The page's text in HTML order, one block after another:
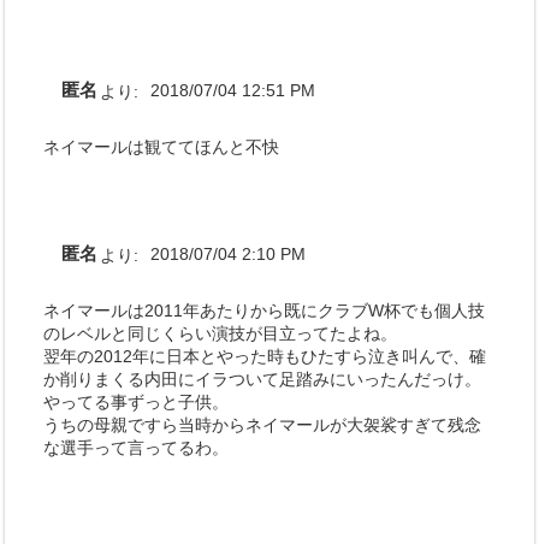
匿名 より: 2018/07/04 12:51 PM
ネイマールは観ててほんと不快
匿名 より: 2018/07/04 2:10 PM
ネイマールは2011年あたりから既にクラブW杯でも個人技
のレベルと同じくらい演技が目立ってたよね。
翌年の2012年に日本とやった時もひたすら泣き叫んで、確
か削りまくる内田にイラついて足踏みにいったんだっけ。
やってる事ずっと子供。
うちの母親ですら当時からネイマールが大袈裟すぎて残念
な選手って言ってるわ。